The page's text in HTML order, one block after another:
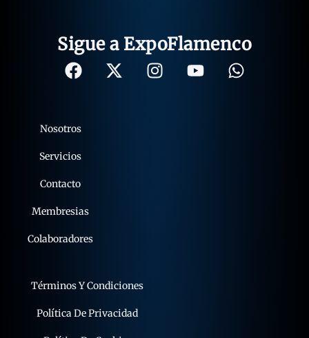
Sigue a ExpoFlamenco
Términos Y Condiciones
Política De Privacidad
Nosotros
Servicios
Contacto
Membresias
Colaboradores